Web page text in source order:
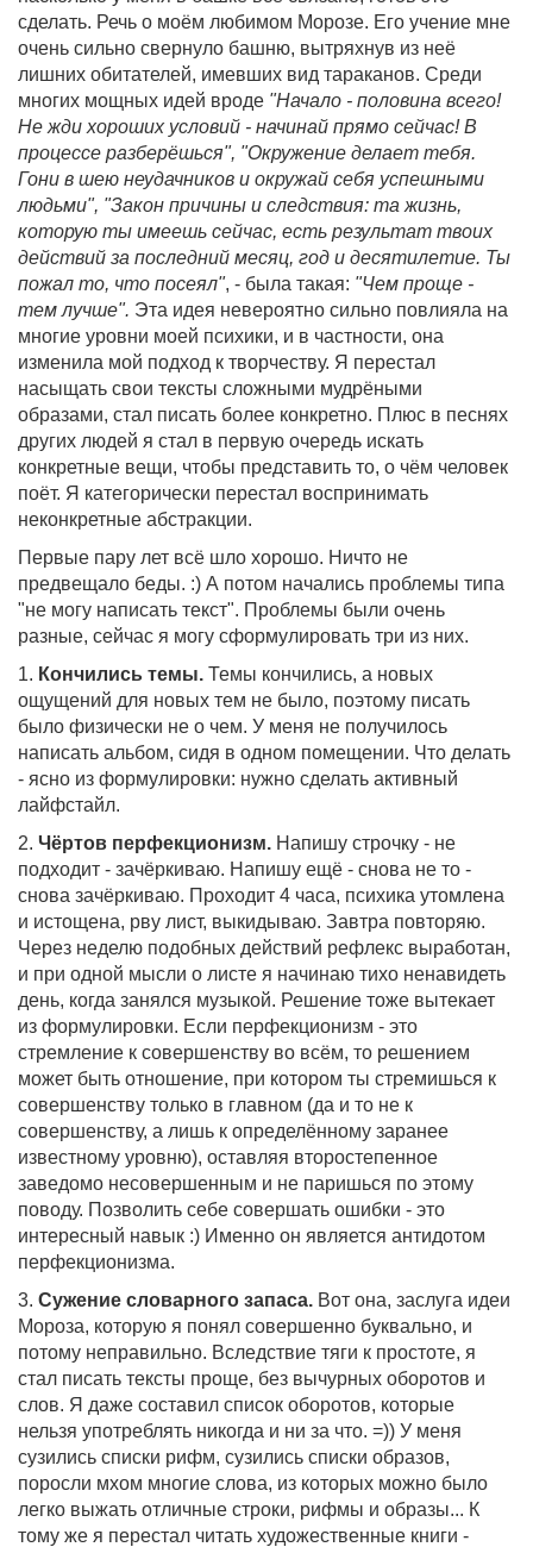
сделать. Речь о моём любимом Морозе. Его учение мне
очень сильно свернуло башню, вытряхнув из неё
лишних обитателей, имевших вид тараканов. Среди
многих мощных идей вроде "Начало - половина всего!
Не жди хороших условий - начинай прямо сейчас! В
процессе разберёшься", "Окружение делает тебя.
Гони в шею неудачников и окружай себя успешными
людьми", "Закон причины и следствия: та жизнь,
которую ты имеешь сейчас, есть результат твоих
действий за последний месяц, год и десятилетие. Ты
пожал то, что посеял", - была такая: "Чем проще -
тем лучше". Эта идея невероятно сильно повлияла на
многие уровни моей психики, и в частности, она
изменила мой подход к творчеству. Я перестал
насыщать свои тексты сложными мудрёными
образами, стал писать более конкретно. Плюс в песнях
других людей я стал в первую очередь искать
конкретные вещи, чтобы представить то, о чём человек
поёт. Я категорически перестал воспринимать
неконкретные абстракции.
Первые пару лет всё шло хорошо. Ничто не
предвещало беды. :) А потом начались проблемы типа
"не могу написать текст". Проблемы были очень
разные, сейчас я могу сформулировать три из них.
1. Кончились темы. Темы кончились, а новых
ощущений для новых тем не было, поэтому писать
было физически не о чем. У меня не получилось
написать альбом, сидя в одном помещении. Что делать
- ясно из формулировки: нужно сделать активный
лайфстайл.
2. Чёртов перфекционизм. Напишу строчку - не
подходит - зачёркиваю. Напишу ещё - снова не то -
снова зачёркиваю. Проходит 4 часа, психика утомлена
и истощена, рву лист, выкидываю. Завтра повторяю.
Через неделю подобных действий рефлекс выработан,
и при одной мысли о листе я начинаю тихо ненавидеть
день, когда занялся музыкой. Решение тоже вытекает
из формулировки. Если перфекционизм - это
стремление к совершенству во всём, то решением
может быть отношение, при котором ты стремишься к
совершенству только в главном (да и то не к
совершенству, а лишь к определённому заранее
известному уровню), оставляя второстепенное
заведомо несовершенным и не паришься по этому
поводу. Позволить себе совершать ошибки - это
интересный навык :) Именно он является антидотом
перфекционизма.
3. Сужение словарного запаса. Вот она, заслуга идеи
Мороза, которую я понял совершенно буквально, и
потому неправильно. Вследствие тяги к простоте, я
стал писать тексты проще, без вычурных оборотов и
слов. Я даже составил список оборотов, которые
нельзя употреблять никогда и ни за что. =)) У меня
сузились списки рифм, сузились списки образов,
поросли мхом многие слова, из которых можно было
легко выжать отличные строки, рифмы и образы... К
тому же я перестал читать художественные книги -